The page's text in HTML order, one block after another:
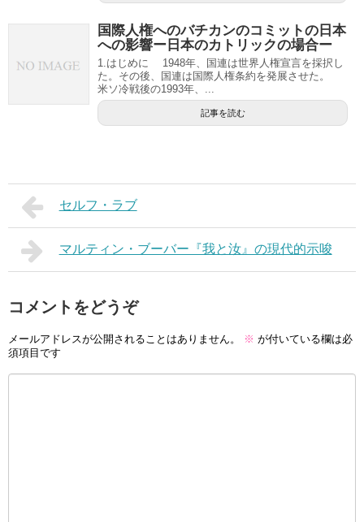
国際人権へのバチカンのコミットの日本
への影響ー日本のカトリックの場合ー
1.はじめに 1948年、国連は世界人権宣言を採択し
た。その後、国連は国際人権条約を発展させた。
米ソ冷戦後の1993年、...
記事を読む
セルフ・ラブ
マルティン・ブーバー『我と汝』の現代的示唆
コメントをどうぞ
メールアドレスが公開されることはありません。 ※ が付いている欄は必
須項目です